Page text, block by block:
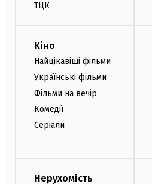
ТЦК
Кіно
Найцікавіші фільми
Українські фільми
Фільми на вечір
Комедії
Серіали
Нерухомість